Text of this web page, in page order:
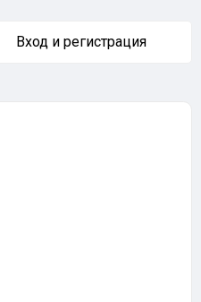
Вход и регистрация